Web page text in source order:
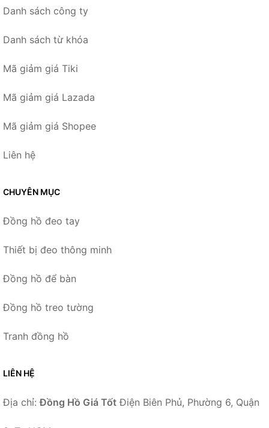
Danh sách công ty
Danh sách từ khóa
Mã giảm giá Tiki
Mã giảm giá Lazada
Mã giảm giá Shopee
Liên hệ
CHUYÊN MỤC
Đồng hồ đeo tay
Thiết bị đeo thông minh
Đồng hồ để bàn
Đồng hồ treo tường
Tranh đồng hồ
LIÊN HỆ
Địa chỉ:Đồng Hồ Giá Tốt Điện Biên Phủ, Phường 6, Quận